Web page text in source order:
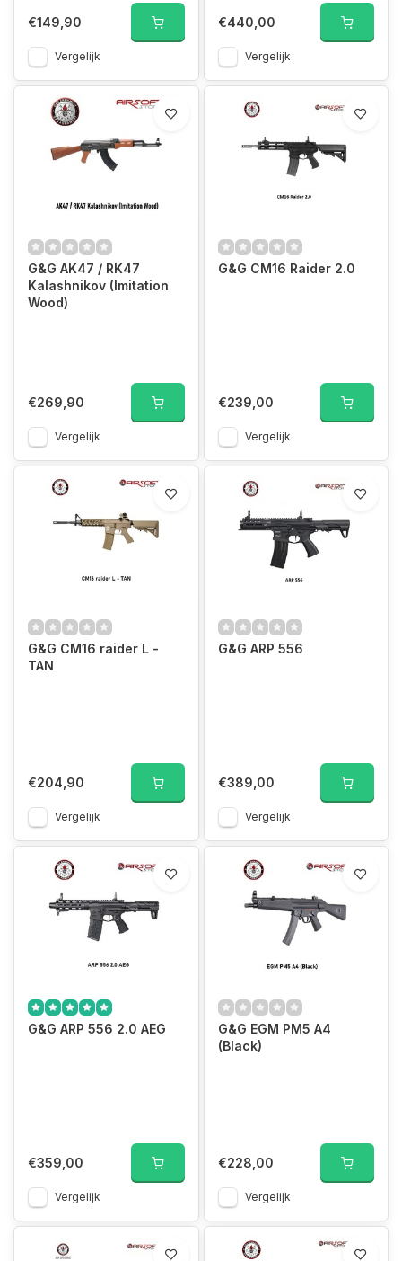
€149,90
Vergelijk
€440,00
Vergelijk
G&G AK47 / RK47
Kalashnikov (Imitation
Wood)
€269,90
Vergelijk
G&G CM16 Raider 2.0
€239,00
Vergelijk
G&G CM16 raider L -
TAN
€204,90
Vergelijk
G&G ARP 556
€389,00
Vergelijk
G&G ARP 556 2.0 AEG
€359,00
Vergelijk
G&G EGM PM5 A4
(Black)
€228,00
Vergelijk